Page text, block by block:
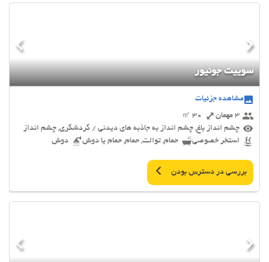
سوییت جونیور
مشاهده جزئیات
3 مهمان
30 ㎡
چشم انداز باغ, چشم انداز به جاذبه های دیدنی / گردشگری, چشم انداز
استخر خصوصی
حمام, توالت, حمام, حمام یا دوش دوش
بررسی در دسترس بودن